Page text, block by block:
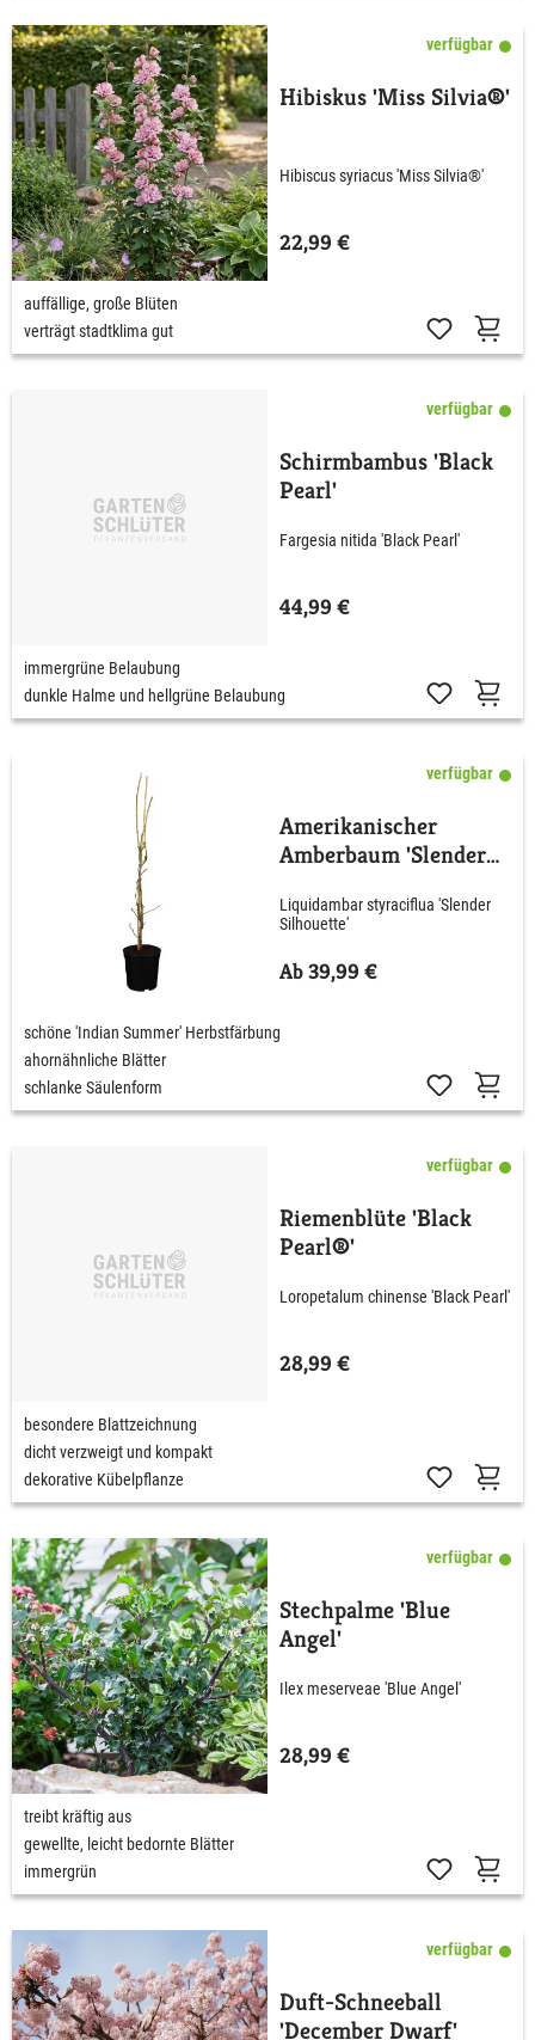
verfügbar
Hibiskus 'Miss Silvia®'
Hibiscus syriacus 'Miss Silvia®'
22,99 €
auffällige, große Blüten
verträgt stadtklima gut
verfügbar
Schirmbambus 'Black
Pearl'
Fargesia nitida 'Black Pearl'
44,99 €
immergrüne Belaubung
dunkle Halme und hellgrüne Belaubung
verfügbar
Amerikanischer
Amberbaum 'Slender
Liquidambar styraciflua 'Slender
Silhouette'
Ab 39,99 €
schöne 'Indian Summer' Herbstfärbung
ahornähnliche Blätter
schlanke Säulenform
verfügbar
Riemenblüte 'Black
Pearl®'
Loropetalum chinense 'Black Pearl'
28,99 €
besondere Blattzeichnung
dicht verzweigt und kompakt
dekorative Kübelpflanze
verfügbar
Stechpalme 'Blue
Angel'
Ilex meserveae 'Blue Angel'
28,99 €
treibt kräftig aus
gewellte, leicht bedornte Blätter
immergrün
verfügbar
Duft-Schneeball
'December Dwarf'